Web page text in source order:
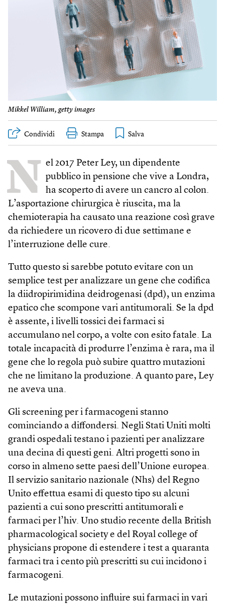
Mikkel William, getty images
Condividi Stampa
N el 2017 Peter Ley, un dipendente
pubblico in pensione che vive a Londra,
ha scoperto di avere un cancro al colon.
L’asportazione chirurgica è riuscita, ma la
chemioterapia ha causato una reazione così grave
da richiedere un ricovero di due settimane e
l’interruzione delle cure.
Tutto questo si sarebbe potuto evitare con un
semplice test per analizzare un gene che codifica
la diidropirimidina deidrogenasi (dpd), un enzima
epatico che scompone vari antitumorali. Se la dpd
è assente, i livelli tossici dei farmaci si
accumulano nel corpo, a volte con esito fatale. La
totale incapacità di produrre l’enzima è rara, ma il
gene che lo regola può subire quattro mutazioni
che ne limitano la produzione. A quanto pare, Ley
ne aveva una.
Gli screening per i farmacogeni stanno
cominciando a diffondersi. Negli Stati Uniti molti
grandi ospedali testano i pazienti per analizzare
una decina di questi geni. Altri progetti sono in
corso in almeno sette paesi dell’Unione europea.
Il servizio sanitario nazionale (Nhs) del Regno
Unito effettua esami di questo tipo su alcuni
pazienti a cui sono prescritti antitumorali e
farmaci per l’hiv. Uno studio recente della British
pharmacological society e del Royal college of
physicians propone di estendere i test a quaranta
farmaci tra i cento più prescritti su cui incidono i
farmacogeni.
Le mutazioni possono influire sui farmaci in vari